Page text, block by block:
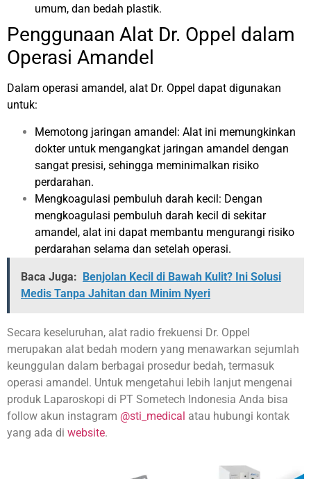
umum, dan bedah plastik.
Penggunaan Alat Dr. Oppel dalam
Operasi Amandel
Dalam operasi amandel, alat Dr. Oppel dapat digunakan
untuk:
Memotong jaringan amandel: Alat ini memungkinkan
dokter untuk mengangkat jaringan amandel dengan
sangat presisi, sehingga meminimalkan risiko
perdarahan.
Mengkoagulasi pembuluh darah kecil: Dengan
mengkoagulasi pembuluh darah kecil di sekitar
amandel, alat ini dapat membantu mengurangi risiko
perdarahan selama dan setelah operasi.
Baca Juga: Benjolan Kecil di Bawah Kulit? Ini Solusi
Medis Tanpa Jahitan dan Minim Nyeri
Secara keseluruhan, alat radio frekuensi Dr. Oppel
merupakan alat bedah modern yang menawarkan sejumlah
keunggulan dalam berbagai prosedur bedah, termasuk
operasi amandel. Untuk mengetahui lebih lanjut mengenai
produk Laparoskopi di PT Sometech Indonesia Anda bisa
follow akun instagram @sti_medical atau hubungi kontak
yang ada di website.